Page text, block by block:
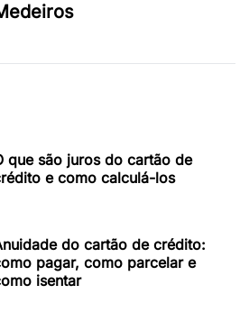
que são juros do cartão de
e como calculá-los
do cartão de crédito:
pagar, como parcelar e
isentar